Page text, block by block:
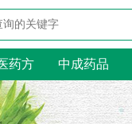
药方 中成药品